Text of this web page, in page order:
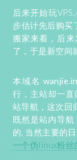
后来开始玩
步估计先后购
搬家来着，后
了，于是新空间
本域名
行，主站却一
站导航，这次回
既然是站内导
的, 当然主要的
一个伪linux粉丝